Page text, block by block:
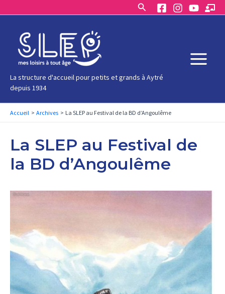
contenu
Rechercher
La structure d'accueil pour petits et grands à Aytré
depuis 1934
Main
Accueil Archives La SLEP au Festival de la BD d’Angoulême
La SLEP au Festival de
la BD d’Angoulême